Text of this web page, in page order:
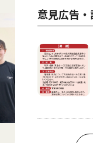
意見広告・